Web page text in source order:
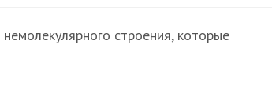
строения, которые